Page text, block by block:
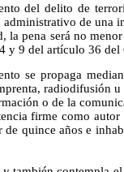
del delito de
de una
la pena será no
y 9 del artículo 36 del
se propaga
radiodifusión
o de la
firme como
de quince años e